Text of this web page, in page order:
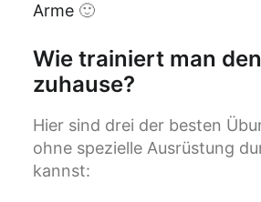
Arme 🙂
Wie trainiert man
zuhause?
Hier sind drei der besten
ohne spezielle Ausrüstung
kannst: